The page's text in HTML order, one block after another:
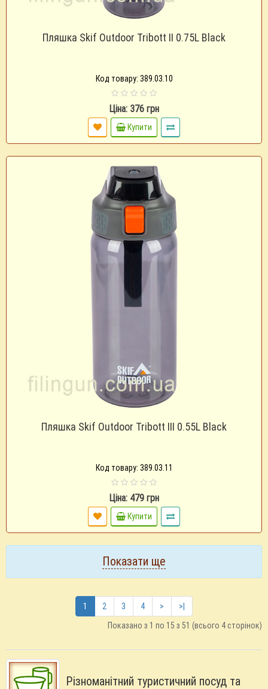
Пляшка Skif Outdoor Tribott II 0.75L Black
Код товару: 389.03.10
Ціна: 376 грн
Купити
Пляшка Skif Outdoor Tribott III 0.55L Black
Код товару: 389.03.11
Ціна: 479 грн
Купити
Показати ще
1 2 3 4 >
>|
Показано з 1 по 15 з 51 (всього 4 сторінок)
Різноманітний туристичний посуд та